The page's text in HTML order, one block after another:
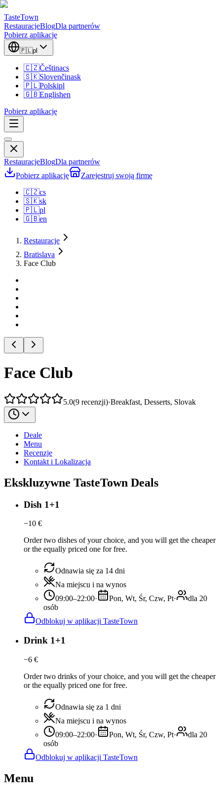
TasteTown
RestauracjeBlogDla partnerów
Pobierz aplikację
🇵🇱pl
🇨🇿Češtinacs
🇸🇰Slovenčinask
🇵🇱Polskipl
🇬🇧Englishen
Pobierz aplikację
RestauracjeBlogDla partnerów
Pobierz aplikację
Zarejestruj swoją firmę
🇨🇿cs
🇸🇰sk
🇵🇱pl
🇬🇧en
Restauracje
Bratislava
Face Club
Face Club
5.0(9 recenzji)·Breakfast, Desserts, Slovak
Deale
Menu
Recenzje
Kontakt i Lokalizacja
Ekskluzywne TasteTown Deals
Dish 1+1
−10 €
Order two dishes of your choice, and you will get the cheaper
or the equally priced one for free.
Odnawia się za 14 dni
Na miejscu i na wynos
09:00–22:00· Pon, Wt, Śr, Czw, Pt·
dla 20
osób
Odblokuj w aplikacji TasteTown
Drink 1+1
−6 €
Order two drinks of your choice, and you will get the cheaper
or the equally priced one for free.
Odnawia się za 1 dni
Na miejscu i na wynos
09:00–22:00· Pon, Wt, Śr, Czw, Pt·
dla 20
osób
Odblokuj w aplikacji TasteTown
Menu